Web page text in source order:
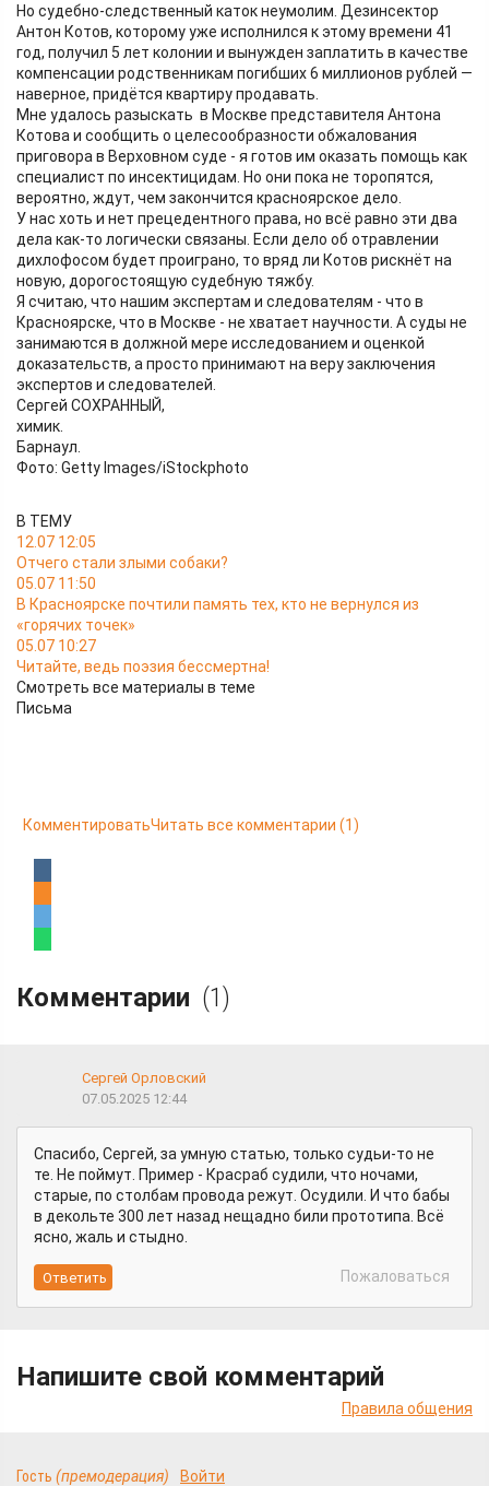
Но судебно-следственный каток неумолим. Дезинсектор
Антон Котов, которому уже исполнился к этому времени 41
год, получил 5 лет колонии и вынужден заплатить в качестве
компенсации родственникам погибших 6 миллионов рублей —
наверное, придётся квартиру продавать.
Мне удалось разыскать в Москве представителя Антона
Котова и сообщить о целесообразности обжалования
приговора в Верховном суде - я готов им оказать помощь как
специалист по инсектицидам. Но они пока не торопятся,
вероятно, ждут, чем закончится красноярское дело.
У нас хоть и нет прецедентного права, но всё равно эти два
дела как-то логически связаны. Если дело об отравлении
дихлофосом будет проиграно, то вряд ли Котов рискнёт на
новую, дорогостоящую судебную тяжбу.
Я считаю, что нашим экспертам и следователям - что в
Красноярске, что в Москве - не хватает научности. А суды не
занимаются в должной мере исследованием и оценкой
доказательств, а просто принимают на веру заключения
экспертов и следователей.
Сергей СОХРАННЫЙ,
химик.
Барнаул.
Фото: Getty Images/iStockphoto
В ТЕМУ
12.07 12:05
Отчего стали злыми собаки?
05.07 11:50
В Красноярске почтили память тех, кто не вернулся из
«горячих точек»
05.07 10:27
Читайте, ведь поэзия бессмертна!
Смотреть все материалы в теме
Письма
КомментироватьЧитать все комментарии (1)
Комментарии (1)
Сергей Орловский
07.05.2025 12:44
Спасибо, Сергей, за умную статью, только судьи-то не
те. Не поймут. Пример - Красраб судили, что ночами,
старые, по столбам провода режут. Осудили. И что бабы
в декольте 300 лет назад нещадно били прототипа. Всё
ясно, жаль и стыдно.
Пожаловаться
Напишите свой комментарий
Правила общения
Гость (премодерация) Войти